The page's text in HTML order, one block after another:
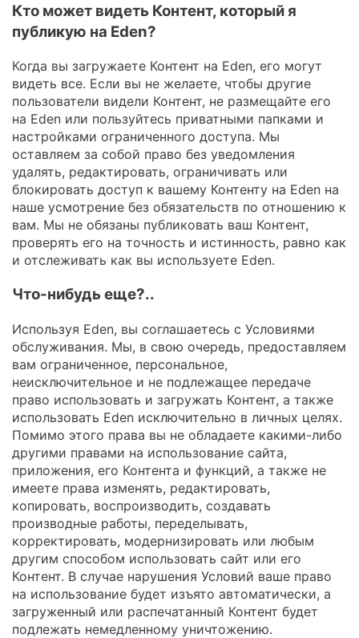
Кто может видеть Контент, который я
публикую на Eden?
Когда вы загружаете Контент на Eden, его могут
видеть все. Если вы не желаете, чтобы другие
пользователи видели Контент, не размещайте его
на Eden или пользуйтесь приватными папками и
настройками ограниченного доступа. Мы
оставляем за собой право без уведомления
удалять, редактировать, ограничивать или
блокировать доступ к вашему Контенту на Eden на
наше усмотрение без обязательств по отношению к
вам. Мы не обязаны публиковать ваш Контент,
проверять его на точность и истинность, равно как
и отслеживать как вы используете Eden.
Что-нибудь еще?..
Используя Eden, вы соглашаетесь с Условиями
обслуживания. Мы, в свою очередь, предоставляем
вам ограниченное, персональное,
неисключительное и не подлежащее передаче
право использовать и загружать Контент, а также
использовать Eden исключительно в личных целях.
Помимо этого права вы не обладаете какими-либо
другими правами на использование сайта,
приложения, его Контента и функций, а также не
имеете права изменять, редактировать,
копировать, воспроизводить, создавать
производные работы, переделывать,
корректировать, модернизировать или любым
другим способом использовать сайт или его
Контент. В случае нарушения Условий ваше право
на использование будет изъято автоматически, а
загруженный или распечатанный Контент будет
подлежать немедленному уничтожению.